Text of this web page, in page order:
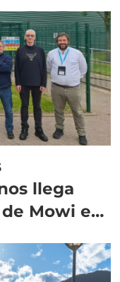
llega
Mowi en